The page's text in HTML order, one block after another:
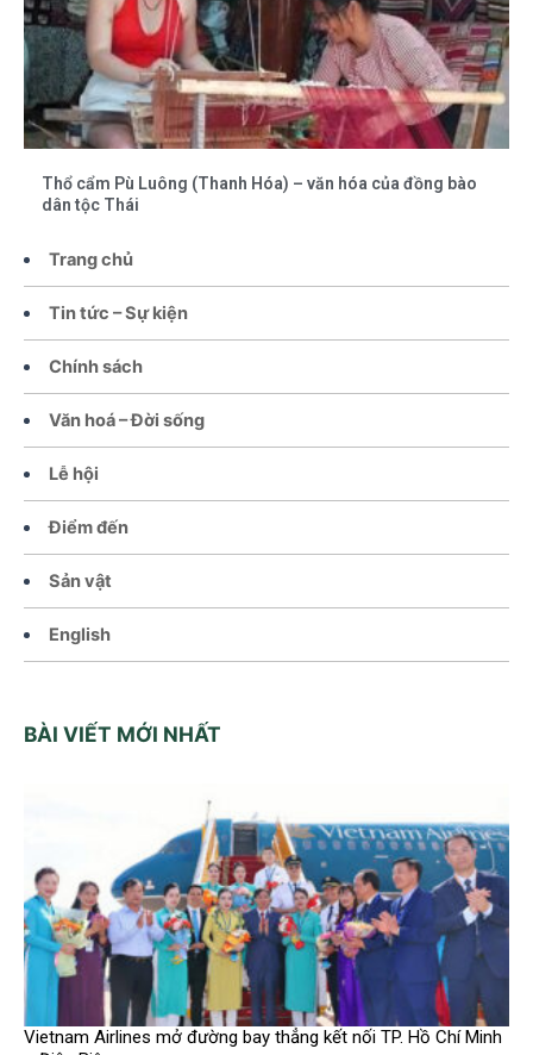
Trang chủ
Tin tức – Sự kiện
Chính sách
Văn hoá – Đời sống
Lễ hội
Điểm đến
Sản vật
English
BÀI VIẾT MỚI NHẤT
Vietnam Airlines mở đường bay thẳng kết nối TP. Hồ Chí Minh
Thổ cẩm Pù Luông (Thanh Hóa) – văn hóa của đồng bào
dân tộc Thái